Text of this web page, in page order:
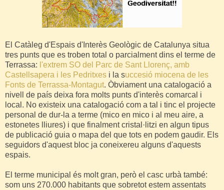
El Catàleg d'Espais d'Interès Geològic de Catalunya situa
tres punts que es troben total o parcialmentdins el terme de
Terrassa: l'extrem SO del Parc de Sant Llorenç, amb
Castellsapera i les Pedritxes i la succesió miocena de les
Fonts de Terrassa-Montagut. Òbviament una catalogació a
nivell de país deixa fora molts punts d'interès comarcal i
local. No existeix una catalogació com a tal i tinc el projecte
personal de dur-la a terme (mico en mico i al meu aire, a
estonetes lliures) i que finalment cristal·litzi en algun tipus
de publicació guia o mapa del que tots en podem gaudir. Els
seguidors d'aquest bloc ja coneixereu alguns d'aquests
espais.
El terme municipal és molt gran, però el casc urbà també:
som uns 270.000 habitants que sobretot estem assentats